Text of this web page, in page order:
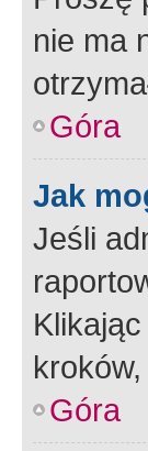
nie ma
Góra
Jak
Jeśli
Góra